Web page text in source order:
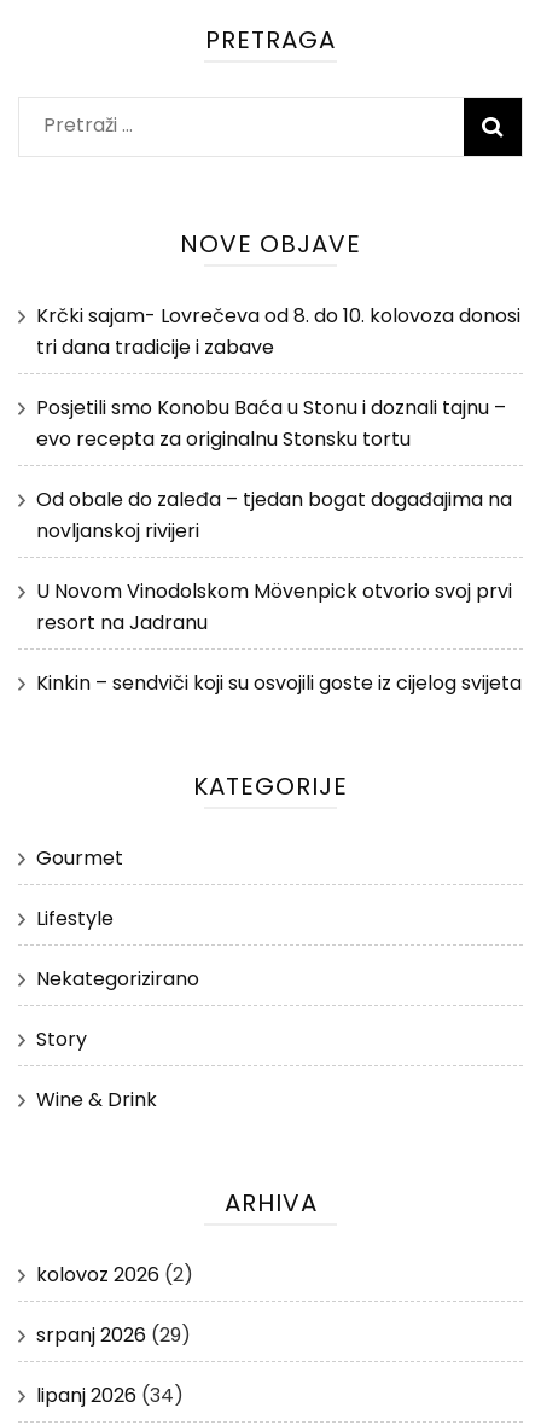
PRETRAGA
Pretraži:
NOVE OBJAVE
Krčki sajam- Lovrečeva od 8. do 10. kolovoza donosi
tri dana tradicije i zabave
Posjetili smo Konobu Baća u Stonu i doznali tajnu –
evo recepta za originalnu Stonsku tortu
Od obale do zaleđa – tjedan bogat događajima na
novljanskoj rivijeri
U Novom Vinodolskom Mövenpick otvorio svoj prvi
resort na Jadranu
Kinkin – sendviči koji su osvojili goste iz cijelog svijeta
KATEGORIJE
Gourmet
Lifestyle
Nekategorizirano
Story
Wine & Drink
ARHIVA
kolovoz 2026 (2)
srpanj 2026 (29)
lipanj 2026 (34)